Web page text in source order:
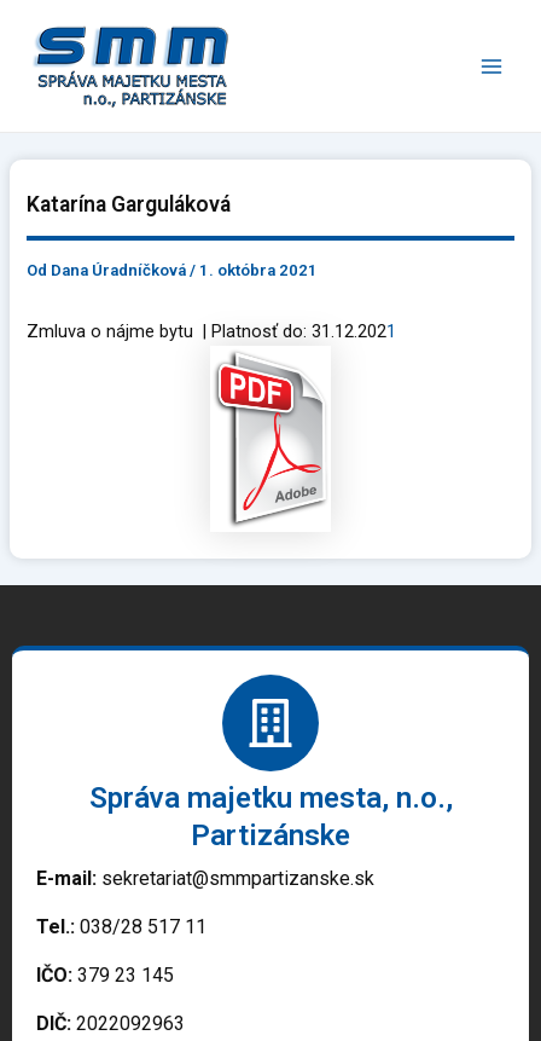
obsah
Katarína Garguláková
Od Dana Úradníčková/ 1. októbra 2021
Zmluva o nájme bytu | Platnosť do: 31.12.2021
Správa majetku mesta, n.o.,
Partizánske
E-mail: sekretariat@smmpartizanske.sk
Tel.: 038/28 517 11
IČO: 379 23 145
DIČ: 2022092963